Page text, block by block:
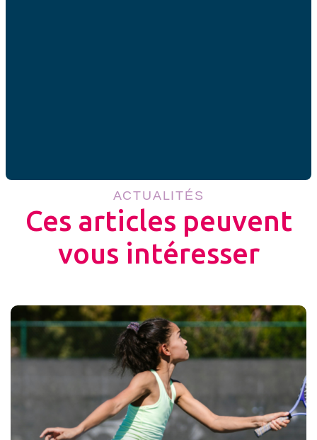
ACTUALITÉS
Ces articles peuvent
vous intéresser